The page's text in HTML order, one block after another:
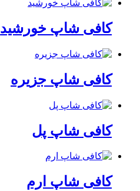
کافی شاپ خورشید
کافی شاپ جزیره
کافی شاپ پل
کافی شاپ ارم